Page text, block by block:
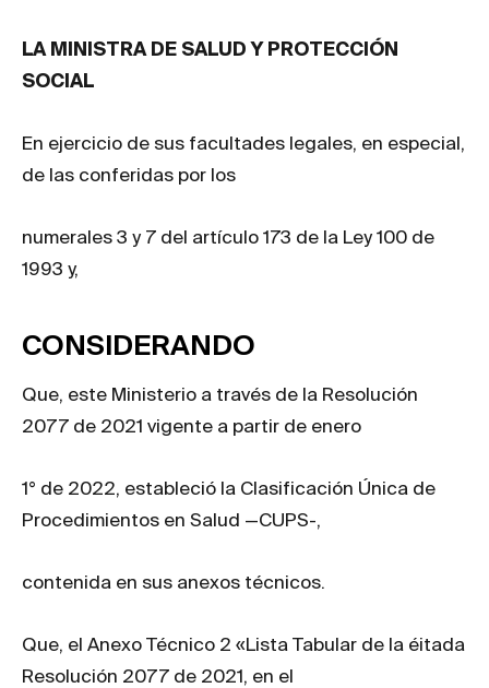
LA MINISTRA DE SALUD Y PROTECCIÓN
SOCIAL
En ejercicio de sus facultades legales, en especial,
de las conferidas por los
numerales 3 y 7 del artículo 173 de la Ley 100 de
1993 y,
CONSIDERANDO
Que, este Ministerio a través de la Resolución
2077 de 2021 vigente a partir de enero
1° de 2022, estableció la Clasificación Única de
Procedimientos en Salud —CUPS-,
contenida en sus anexos técnicos.
Que, el Anexo Técnico 2 «Lista Tabular de la éitada
Resolución 2077 de 2021, en el